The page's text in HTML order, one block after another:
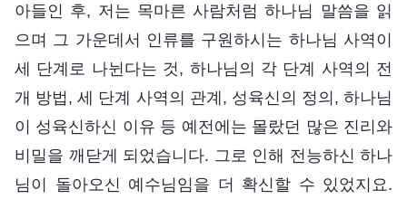
아들인 후, 저는 목마른 사람처럼 하나님 말씀을 읽
으며 그 가운데서 인류를 구원하시는 하나님 사역이
세 단계로 나뉜다는 것, 하나님의 각 단계 사역의 전
개 방법, 세 단계 사역의 관계, 성육신의 정의, 하나님
이 성육신하신 이유 등 예전에는 몰랐던 많은 진리와
비밀을 깨닫게 되었습니다. 그로 인해 전능하신 하나
님이 돌아오신 예수님임을 더 확신할 수 있었지요.